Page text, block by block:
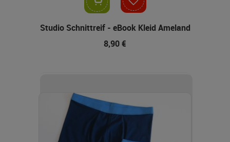
Studio Schnittreif - eBook Kleid Ameland
8,90 €